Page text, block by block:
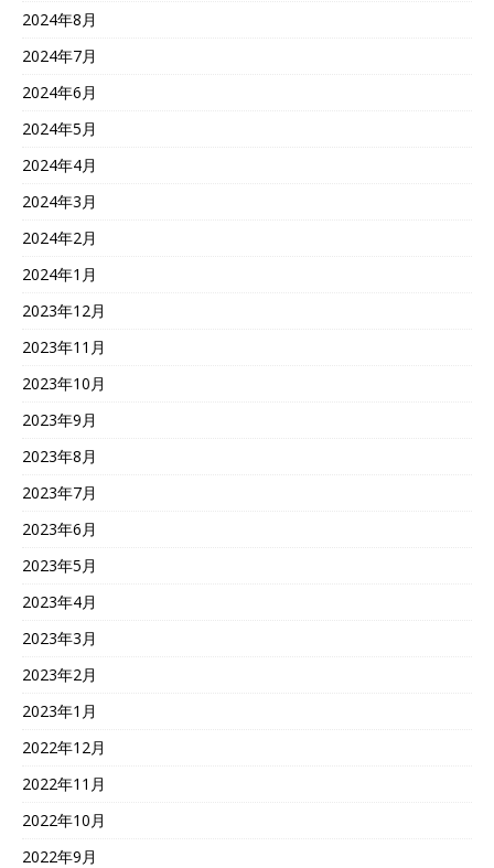
2024年8月
2024年7月
2024年6月
2024年5月
2024年4月
2024年3月
2024年2月
2024年1月
2023年12月
2023年11月
2023年10月
2023年9月
2023年8月
2023年7月
2023年6月
2023年5月
2023年4月
2023年3月
2023年2月
2023年1月
2022年12月
2022年11月
2022年10月
2022年9月